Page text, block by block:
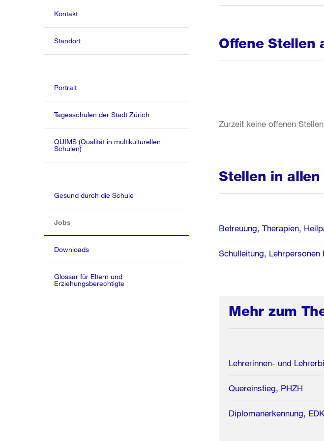
Offene Stellen
Zurzeit keine offenen
Stellen in
Betreuung, Therapien,
Schulleitung,
Mehr zum
Lehrerinnen- und
Quereinstieg, PHZH
Diplomanerkennung, EDK
Kontakt
Standort
Portrait
Tagesschulen der Stadt Zürich
QUIMS (Qualität in multikulturellen
Schulen)
Gesund durch die Schule
Jobs
Downloads
Glossar für Eltern und
Erziehungsberechtigte